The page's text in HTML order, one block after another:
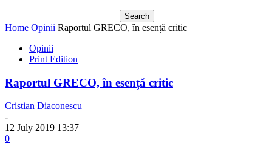
Home Opinii Raportul GRECO, în esență critic
Opinii
Print Edition
Raportul GRECO, în esență critic
Cristian Diaconescu
-
12 July 2019 13:37
0